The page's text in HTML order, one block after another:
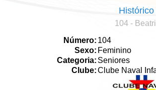
104 -
Número: 104
Sexo: Feminino
Categoria: Seniores
Clube:Clube Naval